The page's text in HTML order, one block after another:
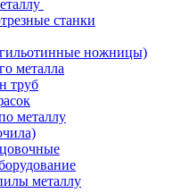
станки
ножницы)
металла
труб
металлу
металлу